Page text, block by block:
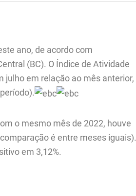
ano, de acordo com
(BC). O Índice de Atividade
julho em relação ao mês anterior,
o mesmo mês de 2022, houve
é entre meses iguais).
em 3,12%.